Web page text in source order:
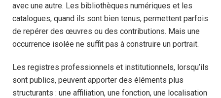
avec une autre. Les bibliothèques numériques et les
catalogues, quand ils sont bien tenus, permettent parfois
de repérer des œuvres ou des contributions. Mais une
occurrence isolée ne suffit pas à construire un portrait.
Les registres professionnels et institutionnels, lorsqu’ils
sont publics, peuvent apporter des éléments plus
structurants : une affiliation, une fonction, une localisation